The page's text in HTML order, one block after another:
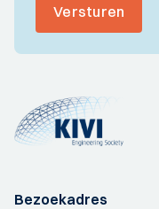
Versturen
Bezoekadres